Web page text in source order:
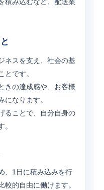
ネスを支え、社会の基
とです。
きの達成感や、お客様
になります。
ることで、自分自身の
。
、1日に積み込みを行
較的自由に働けます。